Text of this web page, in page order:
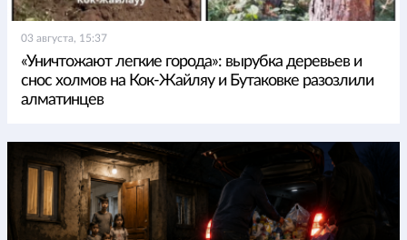
03 августа, 15:37
«Уничтожают легкие города»: вырубка деревьев и
снос холмов на Кок-Жайляу и Бутаковке разозлили
алматинцев